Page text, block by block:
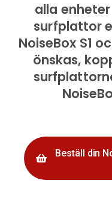
alla
surfplattor
NoiseBox S1
önskas,
Beställ din